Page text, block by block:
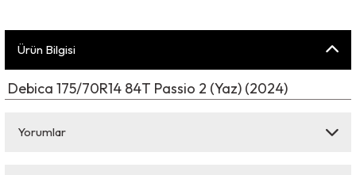
Ürün Bilgisi
Debica 175/70R14 84T Passio 2 (Yaz) (2024)
Yorumlar